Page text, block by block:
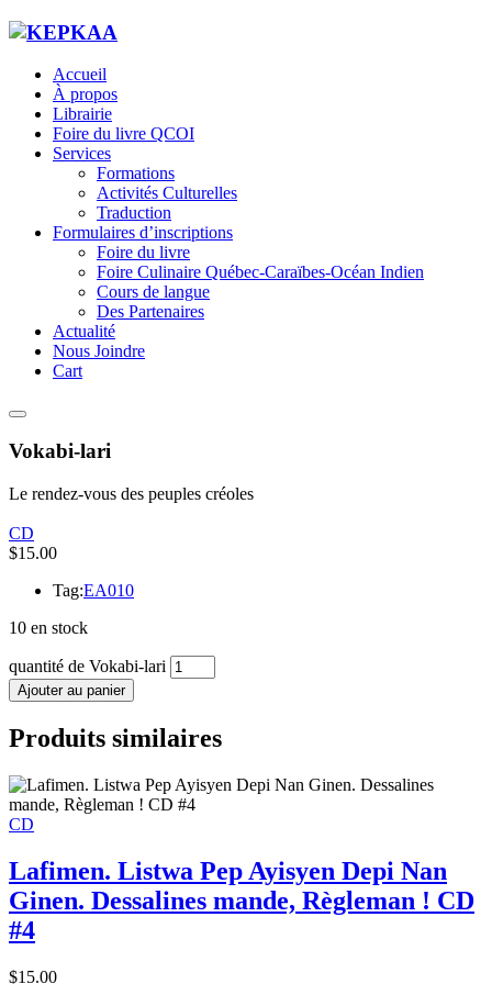
Accueil
À propos
Librairie
Foire du livre QCOI
Services
Formations
Activités Culturelles
Traduction
Formulaires d’inscriptions
Foire du livre
Foire Culinaire Québec-Caraïbes-Océan Indien
Cours de langue
Des Partenaires
Actualité
Nous Joindre
Cart
Vokabi-lari
Le rendez-vous des peuples créoles
CD
$15.00
Tag:EA010
10 en stock
quantité de Vokabi-lari
Ajouter au panier
Produits similaires
CD
Lafimen. Listwa Pep Ayisyen Depi Nan
Ginen. Dessalines mande, Règleman ! CD
#4
$15.00